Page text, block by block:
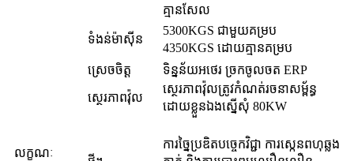
គ្មានសែល
ទំងន់ម៉ាស៊ីន
5300KGS ជាមួយគម្រប
4350KGS ដោយគ្មានគម្រប
ស្រេចចិត្ត
ទិន្នន័យអថេរ ច្រកចូលចត ERP
ស្ថេរភាពវ៉ុល
ស្ថេរភាពវ៉ុលត្រូវកំណត់រចនាសម្ព័ន្ធ
ដោយខ្លួនឯងស្នើសុំ 80KW
លក្ខណៈ
ការច្នៃប្រឌិតបច្ចេកវិជ្ជា ការស្កេនពហុឆ្លង